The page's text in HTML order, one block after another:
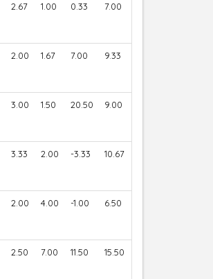
2.67 1.00 0.33 7.00
2.00 1.67 7.00 9.33
3.00 1.50 20.50 9.00
3.33 2.00 -3.33 10.67
2.00 4.00 -1.00 6.50
2.50 7.00 11.50 15.50